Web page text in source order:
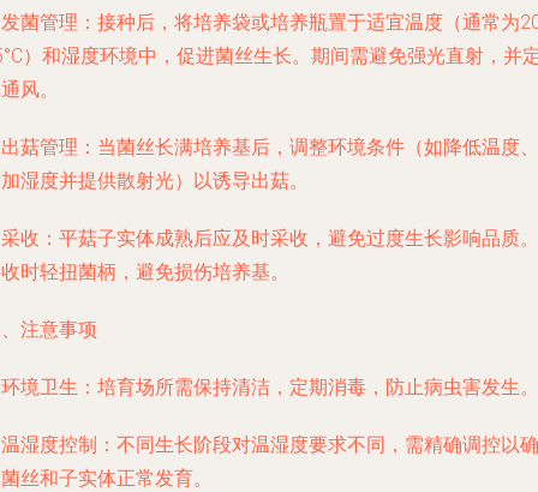
菌管理：接种后，将培养袋或培养瓶置于适宜温度（通常为
）和湿度环境中，促进菌丝生长。期间需避免强光直射，并
风。
菇管理：当菌丝长满培养基后，调整环境条件（如降低温度、
湿度并提供散射光）以诱导出菇。
收：平菇子实体成熟后应及时采收，避免过度生长影响品质。
时轻扭菌柄，避免损伤培养基。
注意事项
境卫生：培育场所需保持清洁，定期消毒，防止病虫害发生。
湿度控制：不同生长阶段对温湿度要求不同，需精确调控以确
丝和子实体正常发育。